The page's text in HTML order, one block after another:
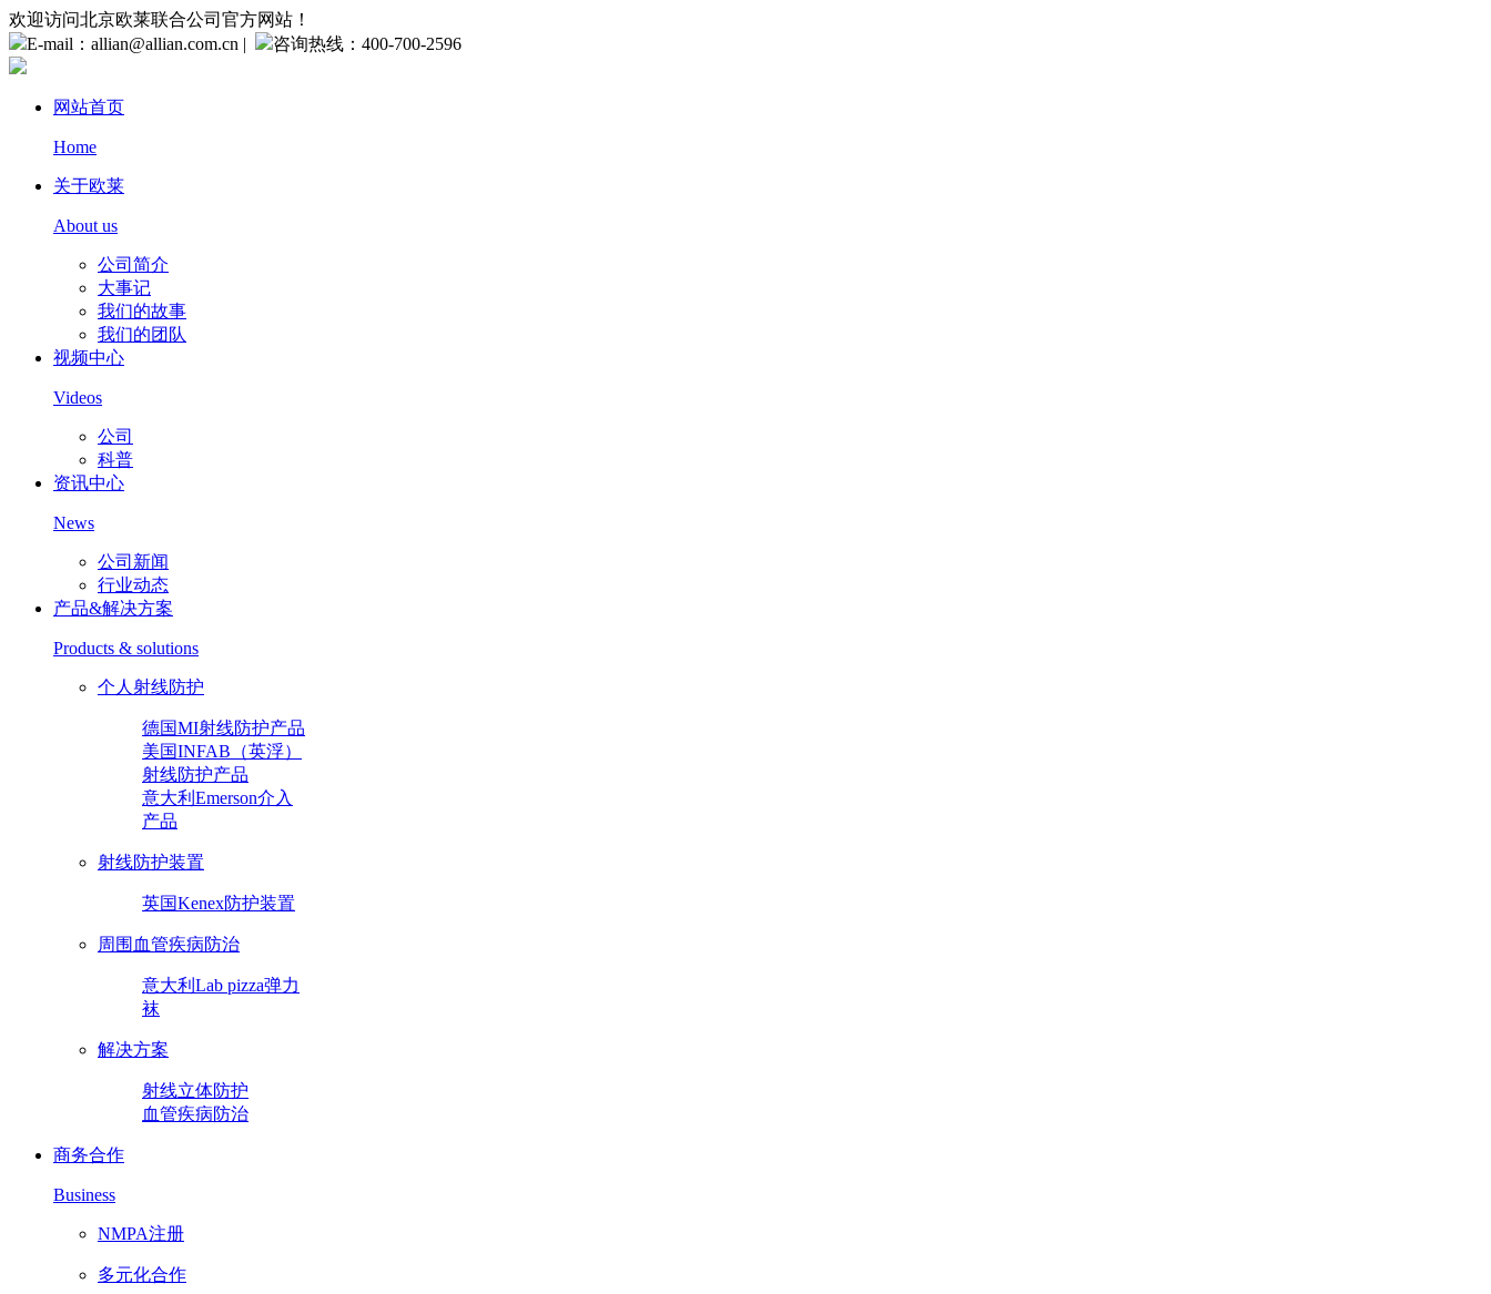
欢迎访问北京欧莱联合公司官方网站！
E-mail：allian@allian.com.cn | 咨询热线：400-700-2596
网站首页
Home
关于欧莱
About us
公司简介
大事记
我们的故事
我们的团队
视频中心
Videos
公司
科普
资讯中心
News
公司新闻
行业动态
产品&解决方案
Products & solutions
个人射线防护
德国MI射线防护产品
美国INFAB（英浮）
射线防护产品
意大利Emerson介入
产品
射线防护装置
英国Kenex防护装置
周围血管疾病防治
意大利Lab pizza弹力
袜
解决方案
射线立体防护
血管疾病防治
商务合作
Business
NMPA注册
多元化合作